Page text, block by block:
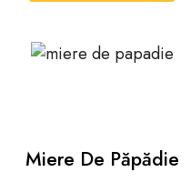
Miere De Păpădie